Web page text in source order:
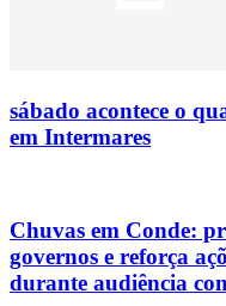
sábado acontece o
em Intermares
Chuvas em Conde:
governos e reforça
durante audiência